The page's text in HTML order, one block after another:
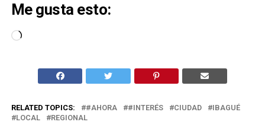
Me gusta esto:
Cargando...
RELATED TOPICS: #AHORA #INTERÉS CIUDAD
IBAGUÉ
LOCAL
REGIONAL